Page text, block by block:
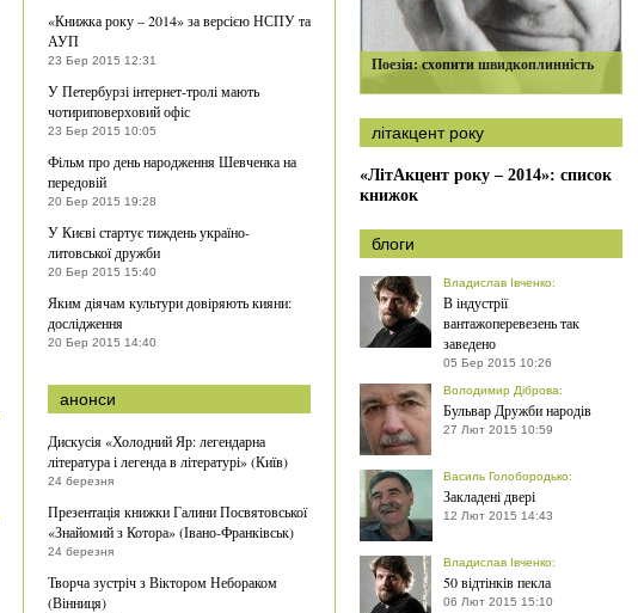
«Книжка року – 2014» за версією НСПУ та
АУП
23 Бер 2015 12:31
У Петербурзі інтернет-тролі мають
чотириповерховий офіс
23 Бер 2015 10:05
Фільм про день народження Шевченка на
передовій
20 Бер 2015 19:28
У Києві стартує тиждень україно-
литовської дружби
20 Бер 2015 15:40
Яким діячам культури довіряють кияни:
дослідження
20 Бер 2015 14:40
анонси
Дискусія «Холодний Яр: легендарна
література і легенда в літературі» (Київ)
24 березня
Презентація книжки Галини Посвятовської
«Знайомий з Котора» (Івано-Франківськ)
24 березня
Творча зустріч з Віктором Небораком
(Вінниця)
Поезія: схопити швидкоплинність
літакцент року
«ЛітАкцент року – 2014»: список
книжок
блоги
Владислав Івченко:
В індустрії
вантажоперевезень так
заведено
05 Бер 2015 10:26
Володимир Діброва:
Бульвар Дружби народів
27 Лют 2015 10:59
Василь Голобородько:
Закладені двері
12 Лют 2015 14:43
Владислав Івченко:
50 відтінків пекла
06 Лют 2015 15:10